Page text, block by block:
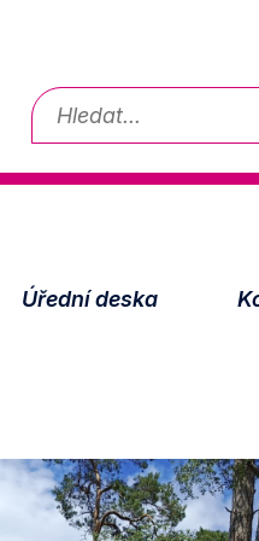
Vyhledávání
Úřední deska